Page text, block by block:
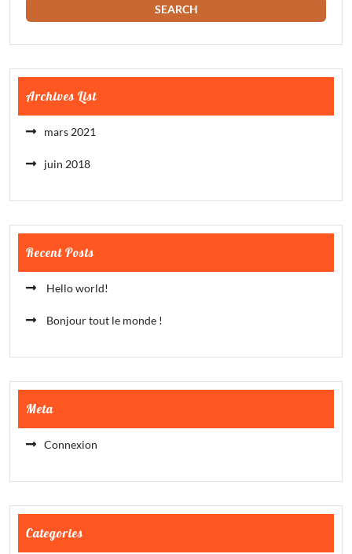
Archives List
mars 2021
juin 2018
Recent Posts
Hello world!
Bonjour tout le monde !
Meta
Connexion
Categories